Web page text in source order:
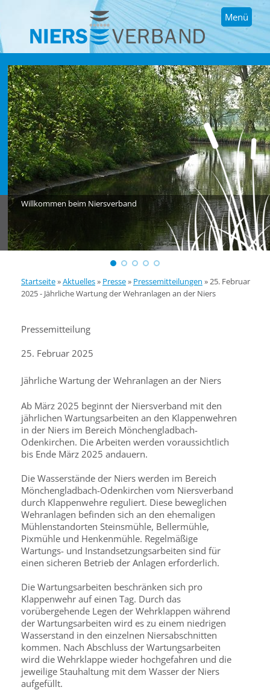
Menü
Willkommen beim Niersverband
Startseite»Aktuelles» Presse» Pressemitteilungen »25. Februar
2025 - Jährliche Wartung der Wehranlagen an der Niers
Pressemitteilung
25. Februar 2025
Jährliche Wartung der Wehranlagen an der Niers
Ab März 2025 beginnt der Niersverband mit den
jährlichen Wartungsarbeiten an den Klappenwehren
in der Niers im Bereich Mönchengladbach-
Odenkirchen. Die Arbeiten werden voraussichtlich
bis Ende März 2025 andauern.
Die Wasserstände der Niers werden im Bereich
Mönchengladbach-Odenkirchen vom Niersverband
durch Klappenwehre reguliert. Diese beweglichen
Wehranlagen befinden sich an den ehemaligen
Mühlenstandorten Steinsmühle, Bellermühle,
Pixmühle und Henkenmühle. Regelmäßige
Wartungs- und Instandsetzungsarbeiten sind für
einen sicheren Betrieb der Anlagen erforderlich.
Die Wartungsarbeiten beschränken sich pro
Klappenwehr auf einen Tag. Durch das
vorübergehende Legen der Wehrklappen während
der Wartungsarbeiten wird es zu einem niedrigen
Wasserstand in den einzelnen Niersabschnitten
kommen. Nach Abschluss der Wartungsarbeiten
wird die Wehrklappe wieder hochgefahren und die
jeweilige Stauhaltung mit dem Wasser der Niers
aufgefüllt.